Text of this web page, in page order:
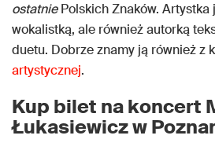
ostatniePolskich Znaków. Artystka
wokalistką, ale również autorką
duetu. Dobrze znamy ją również z
artystycznej.
Kup bilet na koncert
Łukasiewicz w